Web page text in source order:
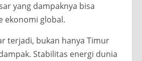
yang dampaknya bisa
ekonomi global.
terjadi, bukan hanya Timur
Stabilitas energi dunia